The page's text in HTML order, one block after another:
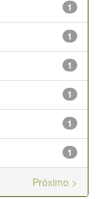
1
1
1
1
1
1
Próximo >